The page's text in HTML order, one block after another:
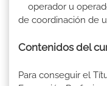
operador u
de coordinación de
Contenidos del
Para conseguir el